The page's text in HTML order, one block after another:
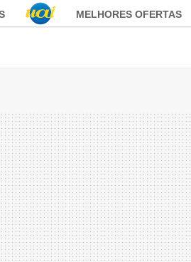
MELHORES OFERTAS